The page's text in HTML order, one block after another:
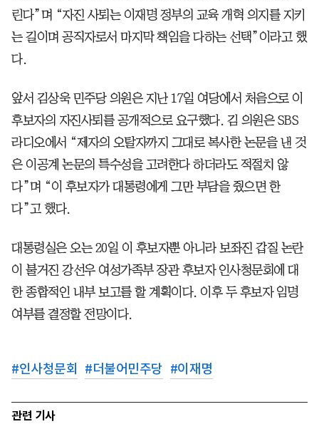
린다”며 “자진 사퇴는 이재명 정부의 교육 개혁 의지를 지키
는 길이며 공직자로서 마지막 책임을 다하는 선택”이라고 했
다.
앞서 김상욱 민주당 의원은 지난 17일 여당에서 처음으로 이
후보자의 자진사퇴를 공개적으로 요구했다. 김 의원은 SBS
라디오에서 “제자의 오탈자까지 그대로 복사한 논문을 낸 것
은 이공계 논문의 특수성을 고려한다 하더라도 적절치 않
다”며 “이 후보자가 대통령에게 그만 부담을 줬으면 한
다”고 했다.
대통령실은 오는 20일 이 후보자뿐 아니라 보좌진 갑질 논란
이 불거진 강선우 여성가족부 장관 후보자 인사청문회에 대
한 종합적인 내부 보고를 할 계획이다. 이후 두 후보자 임명
여부를 결정할 전망이다.
#인사청문회 #더불어민주당 #이재명
관련 기사